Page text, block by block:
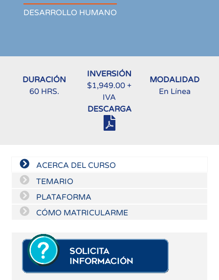
DESARROLLO HUMANO
DURACIÓN
60 HRS.
INVERSIÓN
$1,949.00 +
IVA
MODALIDAD
En Línea
DESCARGA
ACERCA DEL CURSO
TEMARIO
PLATAFORMA
CÓMO MATRICULARME